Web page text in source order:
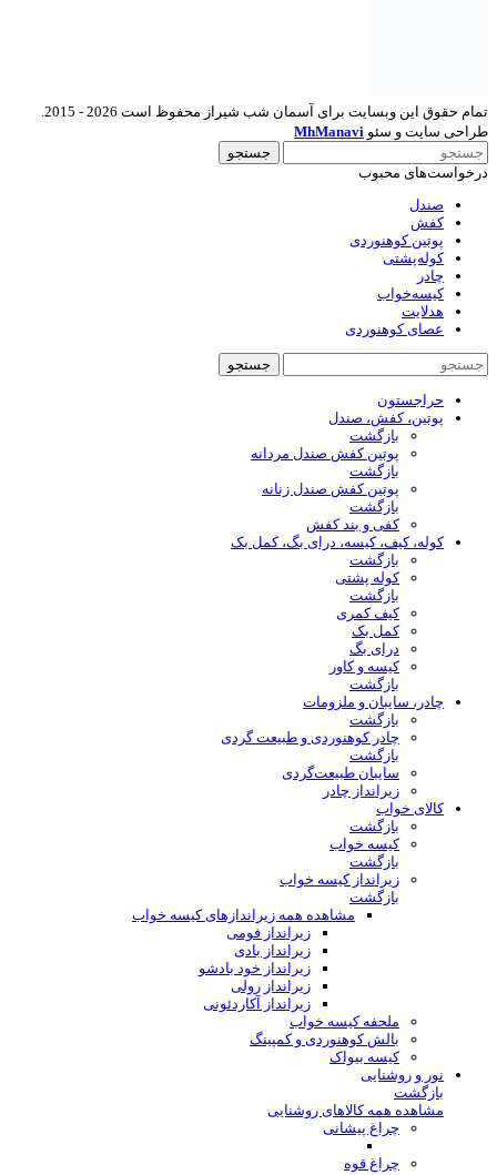
طراحی سایت و سئو MhManavi
جستجو
درخواست‌های محبوب
صندل
کفش
پوتین کوهنوردی
کوله‌پشتی
چادر
کیسه‌خواب
هدلایت
عصای کوهنوردی
جستجو
حراجستون
پوتین، کفش، صندل
بازگشت
پوتین کفش صندل مردانه
بازگشت
پوتین کفش صندل زنانه
بازگشت
کفی و بند کفش
کوله، کیف، کیسه، درای بگ، کمل بک
بازگشت
کوله پشتی
بازگشت
کیف کمری
کمل بک
درای بگ
کیسه و کاور
بازگشت
چادر، سایبان و ملزومات
بازگشت
چادر کوهنوردی و طبیعت گردی
بازگشت
سایبان طبیعت‌گردی
زیرانداز چادر
کالای خواب
بازگشت
کیسه خواب
بازگشت
زیرانداز کیسه خواب
بازگشت
مشاهده همه زیراندازهای کیسه خواب
زیرانداز فومی
زیرانداز بادی
زیرانداز خود بادشو
زیرانداز رولی
زیرانداز آکاردئونی
ملحفه کیسه خواب
بالش کوهنوردی و کمپینگ
کیسه بیواک
نور و روشنایی
بازگشت
مشاهده همه کالاهای روشنایی
چراغ پیشانی
چراغ قوه